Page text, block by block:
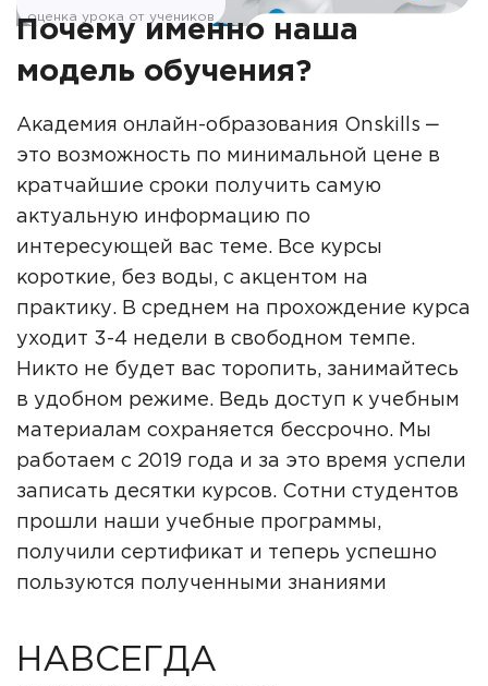
оценка урока от учеников
Почему именно наша
модель обучения?
Академия онлайн-образования Onskills ‒
это возможность по минимальной цене в
кратчайшие сроки получить самую
актуальную информацию по
интересующей вас теме. Все курсы
короткие, без воды, с акцентом на
практику. В среднем на прохождение курса
уходит 3-4 недели в свободном темпе.
Никто не будет вас торопить, занимайтесь
в удобном режиме. Ведь доступ к учебным
материалам сохраняется бессрочно. Мы
работаем с 2019 года и за это время успели
записать десятки курсов. Сотни студентов
прошли наши учебные программы,
получили сертификат и теперь успешно
пользуются полученными знаниями
НАВСЕГДА